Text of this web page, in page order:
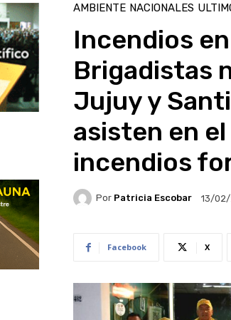
AMBIENTE NACIONALES
Incendios
Brigadistas
Jujuy y
asisten en
incendios
Por Patricia Escobar 13/
Facebook X